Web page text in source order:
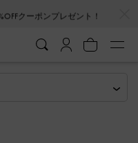
クーポンプレゼント！